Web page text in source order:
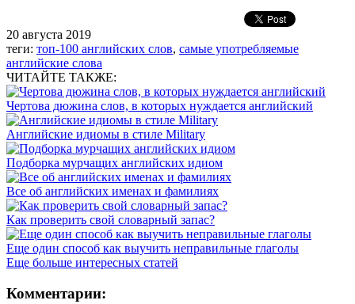
20 августа 2019
теги: топ-100 английских слов, самые употребляемые
английские слова
ЧИТАЙТЕ ТАКЖЕ:
Чертова дюжина слов, в которых нуждается английский
Английские идиомы в стиле Military
Подборка мурчащих английских идиом
Все об английских именах и фамилиях
Как проверить свой словарный запас?
Еще один способ как выучить неправильные глаголы
Еще больше интересных статей
Комментарии: